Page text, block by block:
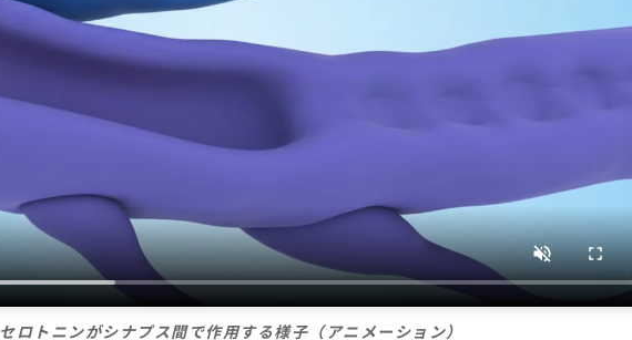
セロトニンがシナプス間で作用する様子（アニメーション）